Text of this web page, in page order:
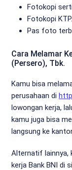
Fotokopi
Fotokopi KTP.
Pas foto
Cara Melamar
(Persero), Tbk.
Kamu bisa
perusahaan di
lowongan kerja,
kamu juga bisa
langsung ke
Alternatif lainnya,
kerja Bank BNI di